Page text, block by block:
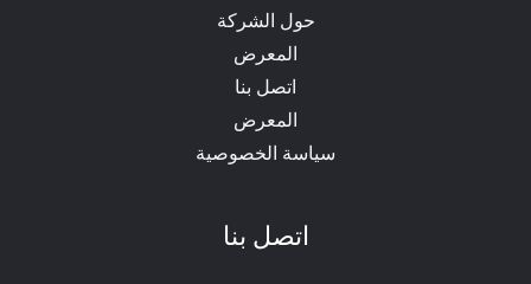
حول الشركة
المعرض
اتصل بنا
المعرض
سياسة الخصوصية
اتصل بنا